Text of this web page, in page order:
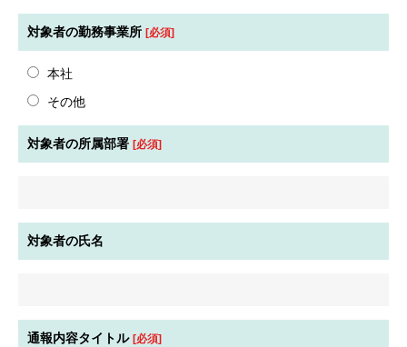
対象者の勤務事業所 [必須]
本社
その他
対象者の所属部署 [必須]
対象者の氏名
通報内容タイトル [必須]